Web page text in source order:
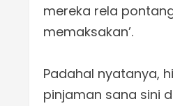
mereka rela
memaksakan’.
Padahal nyatanya,
pinjaman sana sini